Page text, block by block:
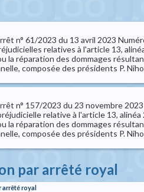
n° 61/2023 du 13 avril 2023
relatives à l'article 13,
la réparation des dommages
composée des présidents P.
n° 157/2023 du 23 novembre
relative à l'article 13, alinéa
la réparation des dommages
composée des présidents P.
par arrêté royal
arrêté royal